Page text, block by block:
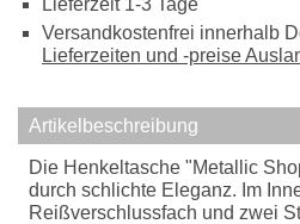
Lieferzeit 1-3 Tage
Versandkostenfrei innerhalb
Lieferzeiten und -preise
Artikelbeschreibung
Die Henkeltasche "Metallic
durch schlichte Eleganz. Im
Reißverschlussfach und zwei